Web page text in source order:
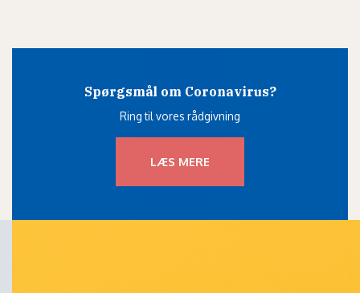
Spørgsmål om Coronavirus?
Ring til vores rådgivning
LÆS MERE